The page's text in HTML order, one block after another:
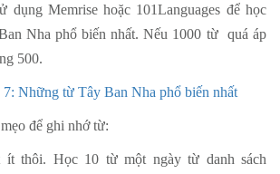
dụng Memrise hoặc 101Languages để học
Nha phổ biến nhất. Nếu 1000 từ quá áp
500.
7: Những từ Tây Ban Nha phổ biến nhất
để ghi nhớ từ:
ít thôi. Học 10 từ một ngày từ danh sách